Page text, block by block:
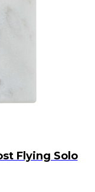
Flying Solo